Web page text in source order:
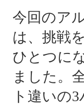
今回のア
は、挑戦
ひとつに
ました。
ト違いの